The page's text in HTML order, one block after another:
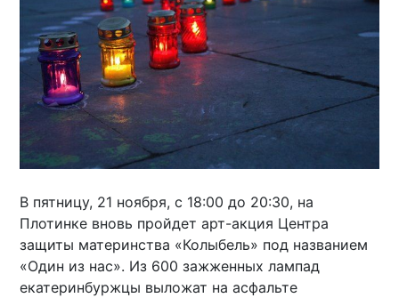
В пятницу, 21 ноября, с 18:00 до 20:30, на
Плотинке вновь пройдет арт-акция Центра
защиты материнства «Колыбель» под названием
«Один из нас». Из 600 зажженных лампад
екатеринбуржцы выложат на асфальте